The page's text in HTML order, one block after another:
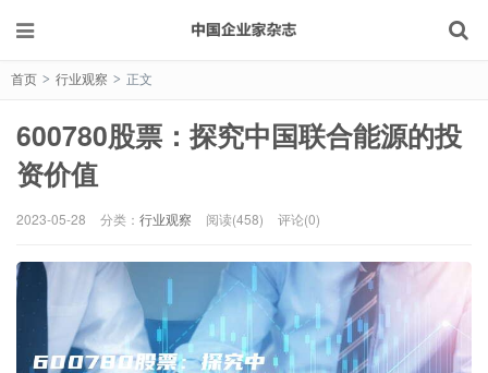
首页 > 行业观察 > 正文
600780股票：探究中国联合能源的投
资价值
2023-05-28 分类： 行业观察 阅读(458) 评论(0)